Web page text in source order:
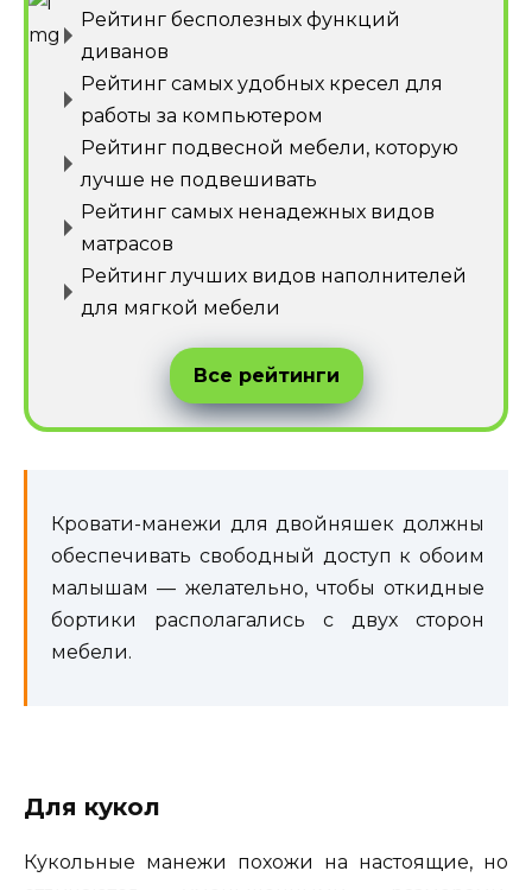
Рейтинг бесполезных функций
диванов
Рейтинг самых удобных кресел для
работы за компьютером
Рейтинг подвесной мебели, которую
лучше не подвешивать
Рейтинг самых ненадежных видов
матрасов
Рейтинг лучших видов наполнителей
для мягкой мебели
Все рейтинги
Кровати-манежи для двойняшек должны
обеспечивать свободный доступ к обоим
малышам — желательно, чтобы откидные
бортики располагались с двух сторон
мебели.
Для кукол
Кукольные манежи похожи на настоящие, но